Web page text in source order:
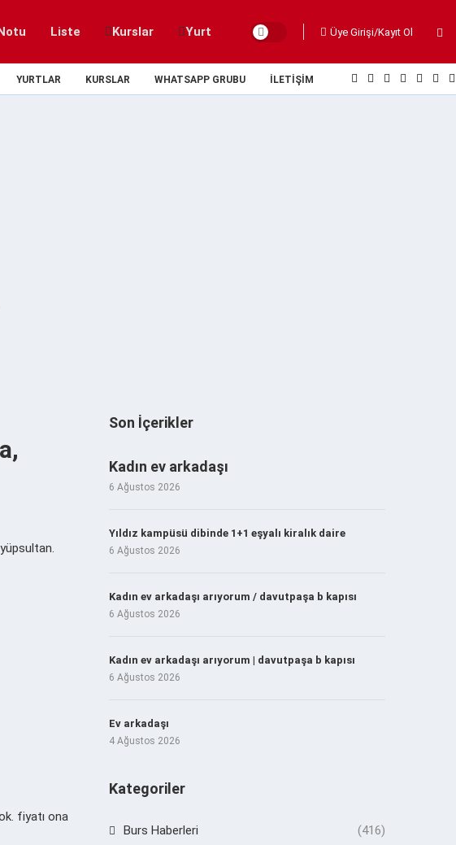
Liste Kurslar Yurt Üye Girişi/Kayıt Ol
YURTLAR KURSLAR WHATSAPP GRUBU İLETIŞIM
fiyatı ona
Son İçerikler
Kadın ev arkadaşı
6 Ağustos 2026
Yıldız kampüsü dibinde 1+1 eşyalı kiralık daire
6 Ağustos 2026
Kadın ev arkadaşı arıyorum / davutpaşa b kapısı
6 Ağustos 2026
Kadın ev arkadaşı arıyorum | davutpaşa b kapısı
6 Ağustos 2026
Ev arkadaşı
4 Ağustos 2026
Kategoriler
Burs Haberleri (416)